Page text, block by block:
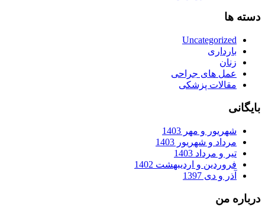
دسته ها
Uncategorized
بارداری
زنان
عمل های جراحی
مقالات پزشکی
بایگانی
شهریور و مهر 1403
مرداد و شهریور 1403
تیر و مرداد 1403
فروردین و اردیبهشت 1402
آذر و دی 1397
درباره من